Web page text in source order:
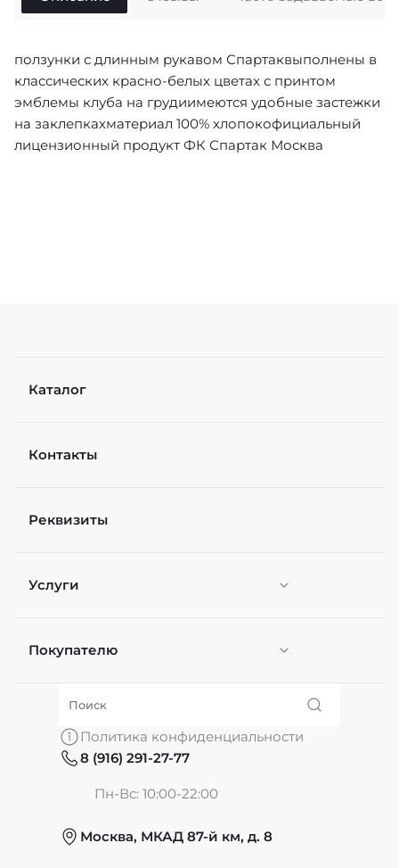
ползунки с длинным рукавом Спартаквыполнены в
классических красно-белых цветах с принтом
эмблемы клуба на грудиимеются удобные застежки
на заклепкахматериал 100% хлопокофициальный
лицензионный продукт ФК Спартак Москва
Каталог
Контакты
Реквизиты
Услуги
Персонификация
Покупателю
О нас
Обмен и возврат
Политика конфиденциальности
8 (916) 291-27-77
Пн-Вс: 10:00-22:00
Москва, МКАД 87-й км, д. 8